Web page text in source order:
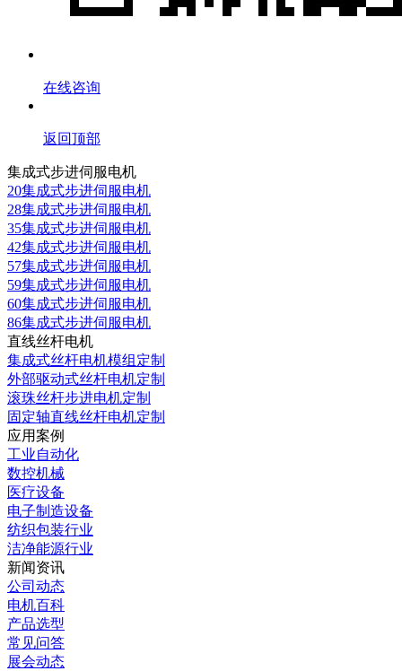
在线咨询
返回顶部
集成式步进伺服电机
20集成式步进伺服电机
28集成式步进伺服电机
35集成式步进伺服电机
42集成式步进伺服电机
57集成式步进伺服电机
59集成式步进伺服电机
60集成式步进伺服电机
86集成式步进伺服电机
直线丝杆电机
集成式丝杆电机模组定制
外部驱动式丝杆电机定制
滚珠丝杆步进电机定制
固定轴直线丝杆电机定制
应用案例
工业自动化
数控机械
医疗设备
电子制造设备
纺织包装行业
洁净能源行业
新闻资讯
公司动态
电机百科
产品选型
常见问答
展会动态